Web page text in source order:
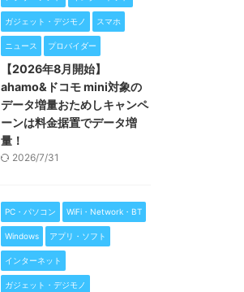
ガジェット・デジモノ スマホ
ニュース プロバイダー
【2026年8月開始】
ahamo&ドコモ mini対象の
データ増量おためしキャンペ
ーンは料金据置でデータ増
量！
2026/7/31
PC・パソコン WiFi・Network・BT
Windows アプリ・ソフト
インターネット
ガジェット・デジモノ